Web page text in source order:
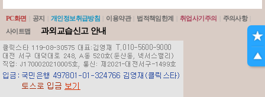
PC화면 공지 개인정보취급방침 이용약관 법적책임한계 취업사기주의 주의사항
사이트맵
과외교습신고 안내